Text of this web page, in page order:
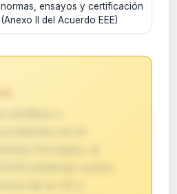
normas, ensayos y certificación
(Anexo II del Acuerdo EEE)